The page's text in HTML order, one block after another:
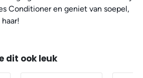
Conditioner en geniet van soepel,
dit ook leuk